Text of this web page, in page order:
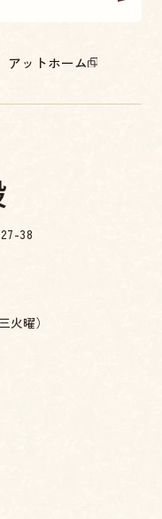
アットホーム
38
曜）